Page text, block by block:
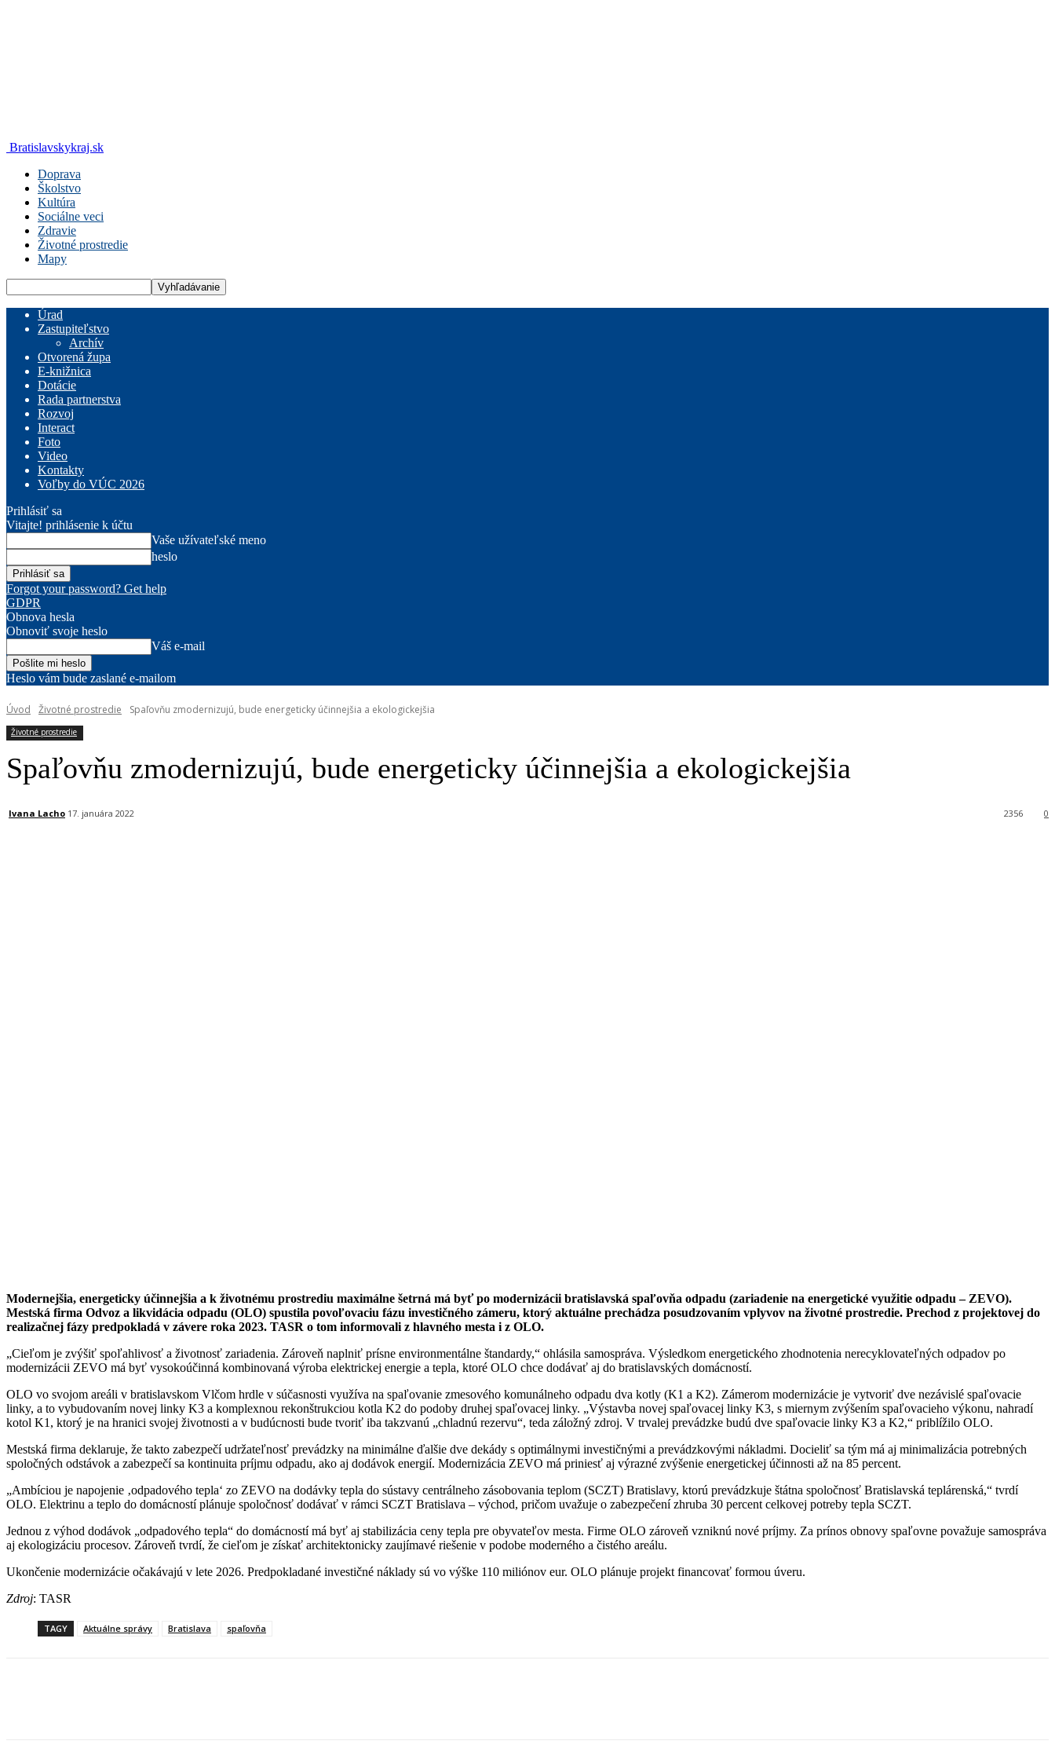
Bratislavskykraj.sk
Doprava
Školstvo
Kultúra
Sociálne veci
Zdravie
Životné prostredie
Mapy
Úrad
Zastupiteľstvo
Archív
Otvorená župa
E-knižnica
Dotácie
Rada partnerstva
Rozvoj
Interact
Foto
Video
Kontakty
Voľby do VÚC 2026
Prihlásiť sa
Vitajte! prihlásenie k účtu
Vaše užívateľské meno
heslo
Forgot your password? Get help
GDPR
Obnova hesla
Obnoviť svoje heslo
Váš e-mail
Heslo vám bude zaslané e-mailom
Úvod Životné prostredie Spaľovňu zmodernizujú, bude energeticky účinnejšia a ekologickejšia
Životné prostredie
Spaľovňu zmodernizujú, bude energeticky účinnejšia a ekologickejšia
Ivana Lacho 17. januára 2022 0
2356
Modernejšia, energeticky účinnejšia a k životnému prostrediu maximálne šetrná má byť po modernizácii bratislavská spaľovňa odpadu (zariadenie na energetické využitie odpadu – ZEVO).
Mestská firma Odvoz a likvidácia odpadu (OLO) spustila povoľovaciu fázu investičného zámeru, ktorý aktuálne prechádza posudzovaním vplyvov na životné prostredie. Prechod z projektovej do
realizačnej fázy predpokladá v závere roka 2023. TASR o tom informovali z hlavného mesta i z OLO.
„Cieľom je zvýšiť spoľahlivosť a životnosť zariadenia. Zároveň naplniť prísne environmentálne štandardy,“ ohlásila samospráva. Výsledkom energetického zhodnotenia nerecyklovateľných odpadov po
modernizácii ZEVO má byť vysokoúčinná kombinovaná výroba elektrickej energie a tepla, ktoré OLO chce dodávať aj do bratislavských domácností.
OLO vo svojom areáli v bratislavskom Vlčom hrdle v súčasnosti využíva na spaľovanie zmesového komunálneho odpadu dva kotly (K1 a K2). Zámerom modernizácie je vytvoriť dve nezávislé spaľovacie
linky, a to vybudovaním novej linky K3 a komplexnou rekonštrukciou kotla K2 do podoby druhej spaľovacej linky. „Výstavba novej spaľovacej linky K3, s miernym zvýšením spaľovacieho výkonu, nahradí
kotol K1, ktorý je na hranici svojej životnosti a v budúcnosti bude tvoriť iba takzvanú „chladnú rezervu“, teda záložný zdroj. V trvalej prevádzke budú dve spaľovacie linky K3 a K2,“ priblížilo OLO.
Mestská firma deklaruje, že takto zabezpečí udržateľnosť prevádzky na minimálne ďalšie dve dekády s optimálnymi investičnými a prevádzkovými nákladmi. Docieliť sa tým má aj minimalizácia potrebných
spoločných odstávok a zabezpečí sa kontinuita príjmu odpadu, ako aj dodávok energií. Modernizácia ZEVO má priniesť aj výrazné zvýšenie energetickej účinnosti až na 85 percent.
„Ambíciou je napojenie ‚odpadového tepla‘ zo ZEVO na dodávky tepla do sústavy centrálneho zásobovania teplom (SCZT) Bratislavy, ktorú prevádzkuje štátna spoločnosť Bratislavská teplárenská,“ tvrdí
OLO. Elektrinu a teplo do domácností plánuje spoločnosť dodávať v rámci SCZT Bratislava – východ, pričom uvažuje o zabezpečení zhruba 30 percent celkovej potreby tepla SCZT.
Jednou z výhod dodávok „odpadového tepla“ do domácností má byť aj stabilizácia ceny tepla pre obyvateľov mesta. Firme OLO zároveň vzniknú nové príjmy. Za prínos obnovy spaľovne považuje samospráva
aj ekologizáciu procesov. Zároveň tvrdí, že cieľom je získať architektonicky zaujímavé riešenie v podobe moderného a čistého areálu.
Ukončenie modernizácie očakávajú v lete 2026. Predpokladané investičné náklady sú vo výške 110 miliónov eur. OLO plánuje projekt financovať formou úveru.
Zdroj: TASR
TAGY Aktuálne správy Bratislava spaľovňa